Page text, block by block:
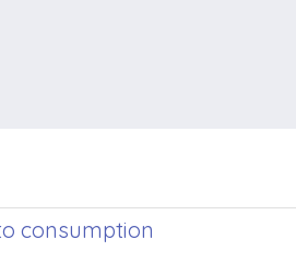
consumption